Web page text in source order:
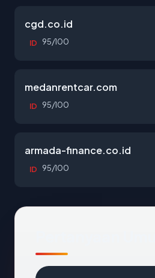
cgd.co.id
ID 95/100
medanrentcar.com
ID 95/100
armada-finance.co.id
ID 95/100